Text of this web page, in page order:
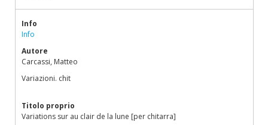
Info
Info
Autore
Carcassi, Matteo
Variazioni. chit
Titolo proprio
Variations sur au clair de la lune [per chitarra]